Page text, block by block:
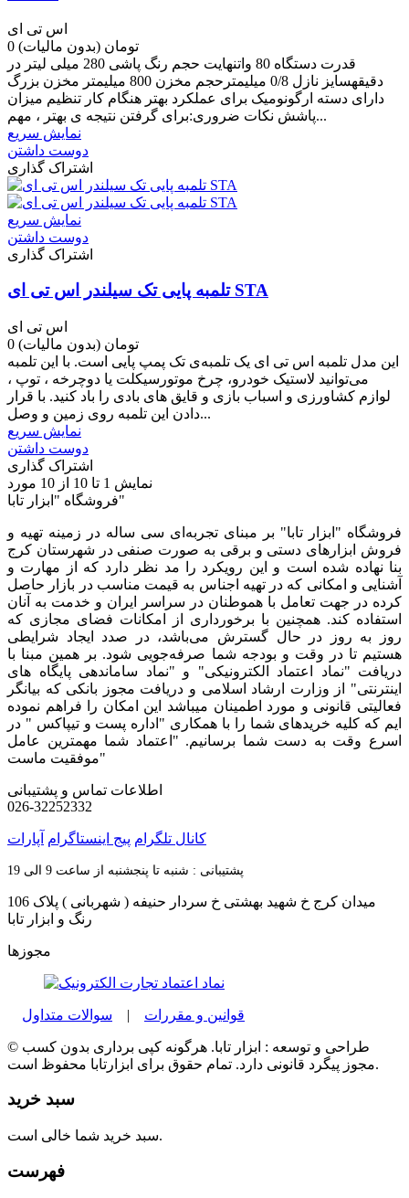
اس تی ای
0 تومان (بدون مالیات)
قدرت دستگاه 80 واتنهایت حجم رنگ پاشی 280 میلی لیتر در
دقیقهسایز نازل 0/8 میلیمترحجم مخزن 800 میلیمتر مخزن بزرگ
دارای دسته ارگونومیک برای عملکرد بهتر هنگام کار تنظیم میزان
پاشش نکات ضروری:برای گرفتن نتیجه ی بهتر ، مهم...
نمایش سریع
دوست داشتن
اشتراک گذاری
نمایش سریع
دوست داشتن
اشتراک گذاری
تلمبه پایی تک سیلندر اس تی ای STA
اس تی ای
0 تومان (بدون مالیات)
این مدل تلمبه اس تی ای یک تلمبه‌ی تک پمپ پایی است. با این تلمبه
می‌توانید لاستیک خودرو، چرخ موتورسیکلت یا دوچرخه ، توپ ،
لوازم کشاورزی و اسباب بازی و قایق های بادی را باد کنید. با قرار
دادن این تلمبه روی زمین و وصل...
نمایش سریع
دوست داشتن
اشتراک گذاری
نمایش 1 تا 10 از 10 مورد
فروشگاه "ابزار تابا"
فروشگاه "ابزار تابا" بر مبنای تجربه‌ای سی ساله در زمینه تهیه و
فروش ابزارهای دستی و برقی به صورت صنفی در شهرستان کرج
بنا نهاده شده است و این رویکرد را مد نظر دارد که از مهارت و
آشنایی و امکانی که در تهیه اجناس به قیمت مناسب در بازار حاصل
کرده در جهت تعامل با هموطنان در سراسر ایران و خدمت به آنان
استفاده کند. همچنین با برخورداری از امکانات فضای مجازی که
روز به روز در حال گسترش می‌باشد، در صدد ایجاد شرایطی
هستیم تا در وقت و بودجه شما صرفه‌جویی شود. بر همین مبنا با
دریافت "نماد اعتماد الکترونیکی" و "نماد ساماندهی پایگاه های
اینترنتی" از وزارت ارشاد اسلامی و دریافت مجوز بانکی که بیانگر
فعالیتی قانونی و مورد اطمینان میباشد این امکان را فراهم نموده
ایم که کلیه خریدهای شما را با همکاری "اداره پست و تیپاکس " در
اسرع وقت به دست شما برسانیم. "اعتماد شما مهمترین عامل
موفقیت ماست"
اطلاعات تماس و پشتیبانی
026-32252332
کانال تلگرام پیج اینستاگرام آپارات
پشتیبانی : شنبه تا پنجشنبه از ساعت 9 الی 19
میدان کرج خ شهید بهشتی خ سردار حنیفه ( شهربانی ) پلاک 106
رنگ و ابزار تابا
مجوزها
قوانین و مقررات | سوالات متداول
© طراحی و توسعه : ابزار تابا. هرگونه کپی برداری بدون کسب
مجوز پیگرد قانونی دارد. تمام حقوق برای ابزارتابا محفوظ است.
سبد خرید
سبد خرید شما خالی است.
فهرست